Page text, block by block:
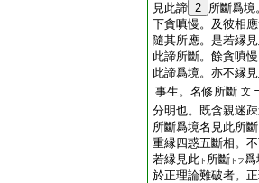
見此諦 2 所斷爲
下貪嗔慢。及彼相
隨其所應。是若縁
此諦所斷。餘貪嗔
此諦爲境。亦不縁
事生。名修所斷 文
分明也。既含親迷
所斷爲境名見此所
重縁四惑五斷相。
若縁見此 ト 所斷 トヲ爲
於正理論難破者。